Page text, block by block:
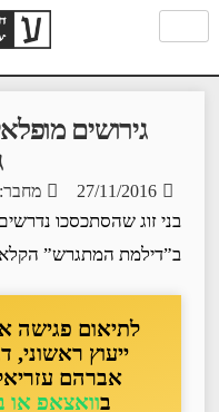
גירושים
27/11/2016
בני זוג שהסתכסכו
ב”דילמת המתגרש”
לתיאום פגישה
ייעוץ ראשוני,
אברהם
בוואצאפ או